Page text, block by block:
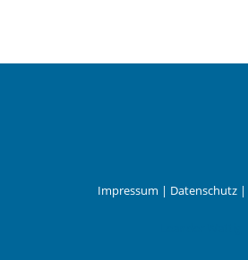
Impressum | Datenschutz |